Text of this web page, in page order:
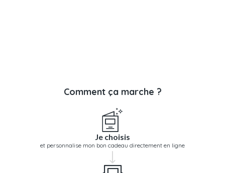
Comment ça marche ?
Je choisis
et personnalise mon bon cadeau directement en ligne